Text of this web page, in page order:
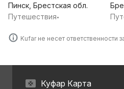
Пинск, Брестская обл.
Путешествия•
Kufar не несет ответственности
Куфар Карта